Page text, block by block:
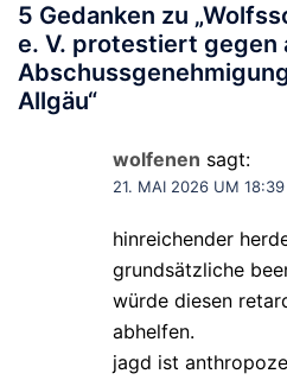
5 Gedanken zu „
e. V. protestiert gegen
Allgäu“
wolfenen sagt:
21. MAI 2026 UM 18:39
hinreichender
grundsätzliche
würde diesen
abhelfen.
jagd ist